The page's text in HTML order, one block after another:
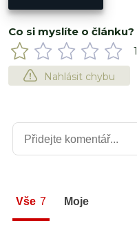
Co si myslíte o článku?
1
Nahlásit chybu